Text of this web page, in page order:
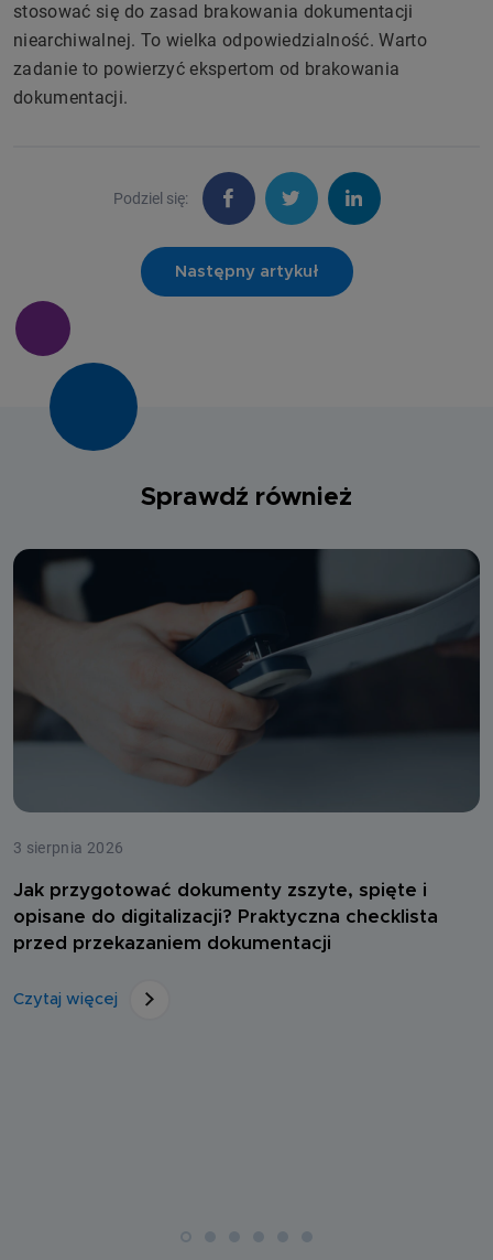
stosować się do zasad brakowania dokumentacji
niearchiwalnej. To wielka odpowiedzialność. Warto
zadanie to powierzyć ekspertom od brakowania
dokumentacji.
Podziel się:
Następny artykuł
Sprawdź również
3 sierpnia 2026
Jak przygotować dokumenty zszyte, spięte i
opisane do digitalizacji? Praktyczna checklista
przed przekazaniem dokumentacji
Czytaj więcej